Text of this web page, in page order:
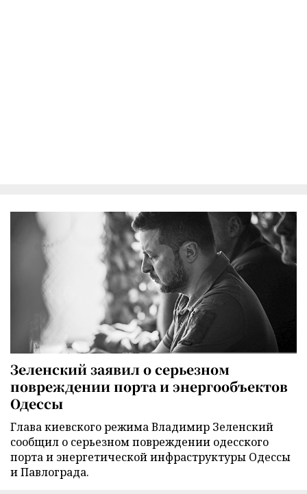
Зеленский заявил о серьезном
повреждении порта и энергообъектов
Одессы
Глава киевского режима Владимир Зеленский
сообщил о серьезном повреждении одесского
порта и энергетической инфраструктуры Одессы
и Павлограда.